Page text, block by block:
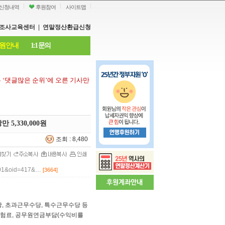
청내역 후원참여 사이트맵
사교육센터 연말정산환급신청
안내 1:1 문의
‘댓글많은 순위 ’에 오른 기사만
5,330,000원
조회 : 8,480
[3664]
초과근무수당, 특수근무수당 등
료, 공무원연금부담(수익비를